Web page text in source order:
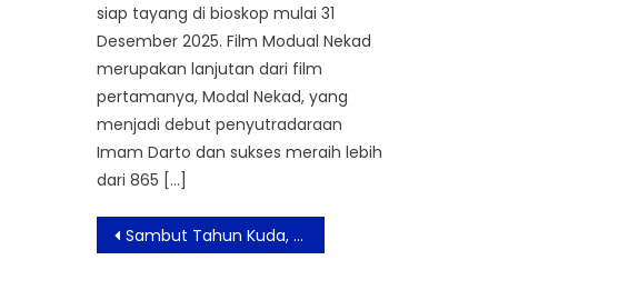
siap tayang di bioskop mulai 31
Desember 2025. Film Modual Nekad
merupakan lanjutan dari film
pertamanya, Modal Nekad, yang
menjadi debut penyutradaraan
Imam Darto dan sukses meraih lebih
dari 865 […]
Post
navigation
Sambut Tahun Kuda, Vespa Luncurkan Vespa 946 Horse dan Perkenalkan ”In Sella”, Rilisan Ketiga Koleksi Fashion ”Al Vento”